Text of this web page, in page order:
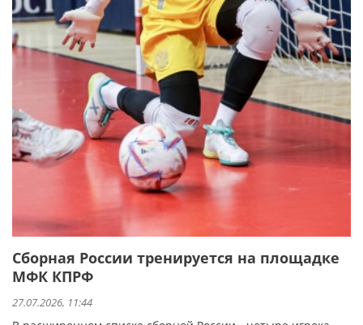
Сборная России тренируется на площадке
МФК КПРФ
27.07.2026, 11:44